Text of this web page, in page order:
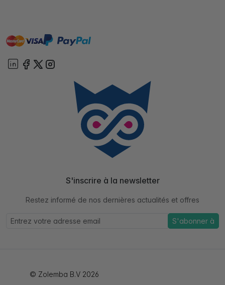
mastervisa paypal
S'inscrire à la newsletter
Restez informé de nos dernières actualités et offres
S'abonner à
© Zolemba B.V 2026